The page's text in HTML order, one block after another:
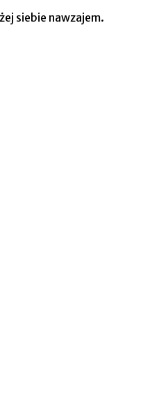
siebie nawzajem.